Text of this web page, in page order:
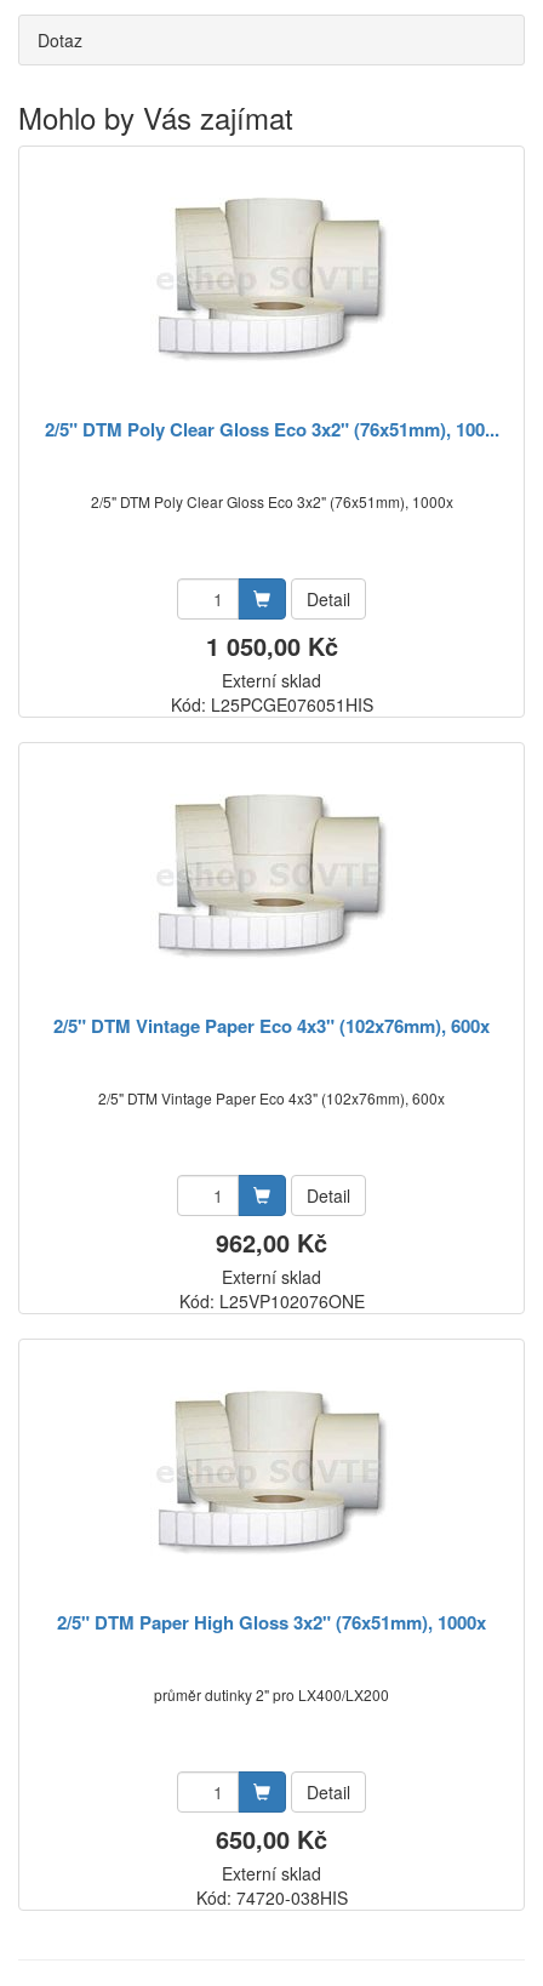
Dotaz
Mohlo by Vás zajímat
2/5" DTM Poly Clear Gloss Eco 3x2" (76x51mm), 100...
2/5" DTM Poly Clear Gloss Eco 3x2" (76x51mm), 1000x
Detail
1 050,00 Kč
Externí sklad
Kód: L25PCGE076051HIS
2/5" DTM Vintage Paper Eco 4x3" (102x76mm), 600x
2/5" DTM Vintage Paper Eco 4x3" (102x76mm), 600x
Detail
962,00 Kč
Externí sklad
Kód: L25VP102076ONE
2/5" DTM Paper High Gloss 3x2" (76x51mm), 1000x
průměr dutinky 2" pro LX400/LX200
Detail
650,00 Kč
Externí sklad
Kód: 74720-038HIS